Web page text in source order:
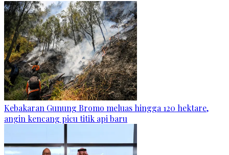
Kebakaran Gunung Bromo meluas hingga 120 hektare,
angin kencang picu titik api baru